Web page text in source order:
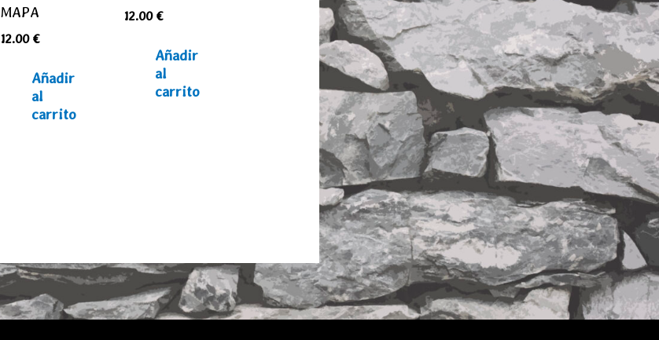
MAPA
12.00 €
Añadir
al
carrito
12.00 €
Añadir
al
carrito